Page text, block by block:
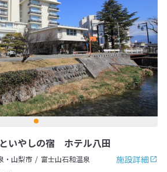
いやしの宿 ホテル八田
施設詳細
・山梨市
富士山石和温泉